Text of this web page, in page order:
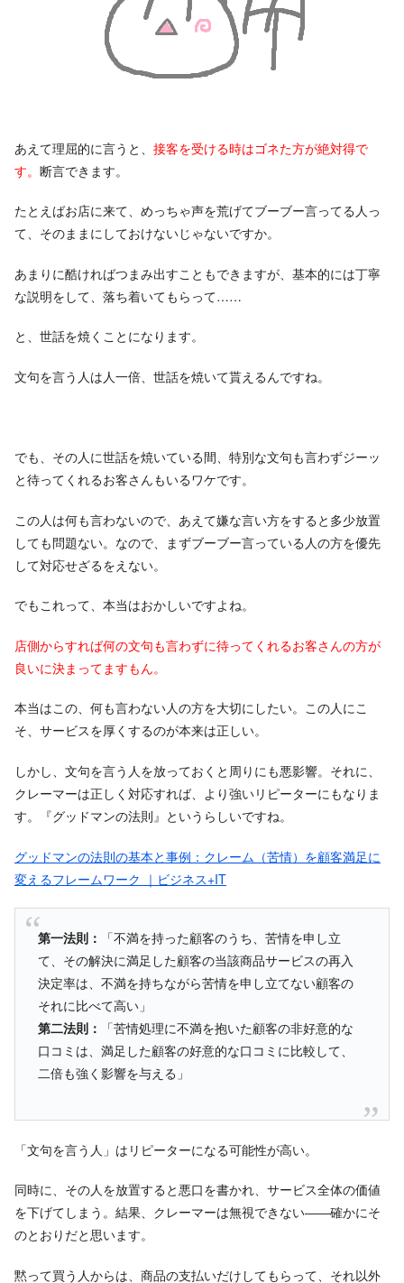
あえて理屈的に言うと、 接客を受ける時はゴネた方が絶対得で
す。 断言できます。
たとえばお店に来て、めっちゃ声を荒げてブーブー言ってる人っ
て、そのままにしておけないじゃないですか。
あまりに酷ければつまみ出すこともできますが、基本的には丁寧
な説明をして、落ち着いてもらって……
と、世話を焼くことになります。
文句を言う人は人一倍、世話を焼いて貰えるんですね。
でも、その人に世話を焼いている間、特別な文句も言わずジーッ
と待ってくれるお客さんもいるワケです。
この人は何も言わないので、あえて嫌な言い方をすると多少放置
しても問題ない。なので、まずブーブー言っている人の方を優先
して対応せざるをえない。
でもこれって、本当はおかしいですよね。
店側からすれば何の文句も言わずに待ってくれるお客さんの方が
良いに決まってますもん。
本当はこの、何も言わない人の方を大切にしたい。この人にこ
そ、サービスを厚くするのが本来は正しい。
しかし、文句を言う人を放っておくと周りにも悪影響。それに、
クレーマーは正しく対応すれば、より強いリピーターにもなりま
す。『グッドマンの法則』というらしいですね。
グッドマンの法則の基本と事例：クレーム（苦情）を顧客満足に
変えるフレームワーク ｜ビジネス+IT
第一法則：
「不満を持った顧客のうち、苦情を申し立
て、その解決に満足した顧客の当該商品サービスの再入
決定率は、不満を持ちながら苦情を申し立てない顧客の
それに比べて高い」
第二法則：
「苦情処理に不満を抱いた顧客の非好意的な
口コミは、満足した顧客の好意的な口コミに比較して、
二倍も強く影響を与える」
「文句を言う人」はリピーターになる可能性が高い。
同時に、その人を放置すると悪口を書かれ、サービス全体の価値
を下げてしまう。結果、クレーマーは無視できない――確かにそ
のとおりだと思います。
黙って買う人からは、商品の支払いだけしてもらって、それ以外